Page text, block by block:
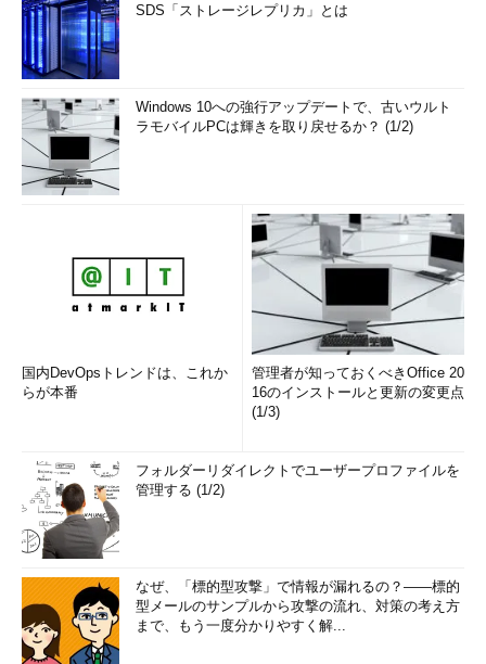
SDS「ストレージレプリカ」とは
Windows 10への強行アップデートで、古いウルト
ラモバイルPCは輝きを取り戻せるか？ (1/2)
国内DevOpsトレンドは、これか
らが本番
管理者が知っておくべきOffice 20
16のインストールと更新の変更点
(1/3)
フォルダーリダイレクトでユーザープロファイルを
管理する (1/2)
なぜ、「標的型攻撃」で情報が漏れるの？――標的
型メールのサンプルから攻撃の流れ、対策の考え方
まで、もう一度分かりやすく解...